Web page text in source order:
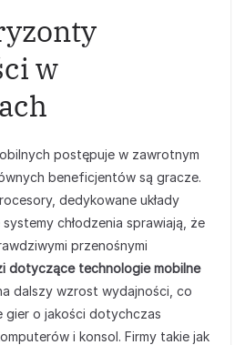
w
postępuje w zawrotnym
beneficjentów są gracze.
dedykowane układy
chłodzenia sprawiają, że
przenośnymi
dotyczące technologie mobilne
dalszy wzrost wydajności, co
gier o jakości dotychczas
i konsol. Firmy takie jak